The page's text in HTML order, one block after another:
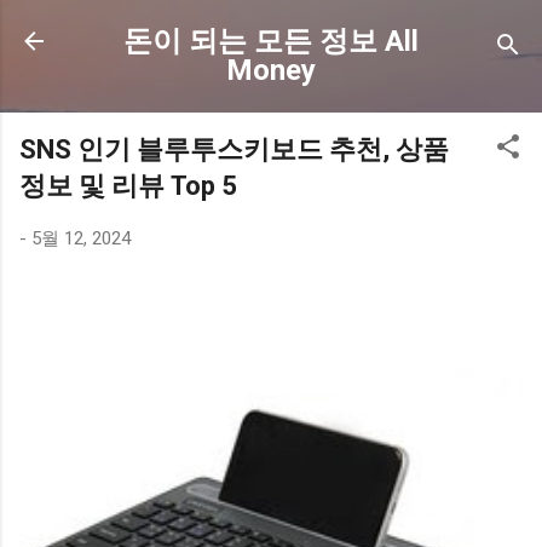
기본 콘텐츠로 건너뛰기
돈이 되는 모든 정보 All
Money
SNS 인기 블루투스키보드 추천, 상품
정보 및 리뷰 Top 5
- 5월 12, 2024